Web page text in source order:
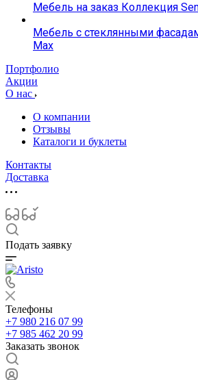
Мебель на заказ Коллекция
Мебель с стеклянными
Max
Портфолио
Акции
О нас
О компании
Отзывы
Каталоги и буклеты
Контакты
Доставка
Подать заявку
Телефоны
+7 980 216 07 99
+7 985 462 20 99
Заказать звонок